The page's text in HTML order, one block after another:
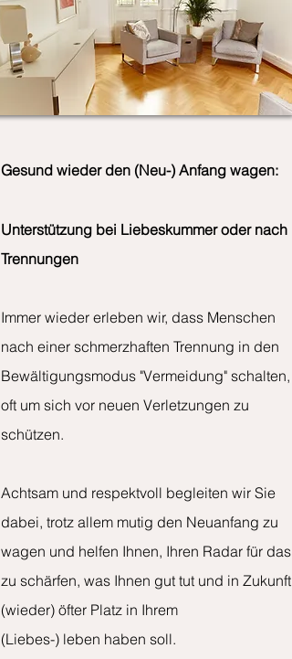
Gesund wieder den (Neu-) Anfang wagen:
Unterstützung bei Liebeskummer oder nach
Trennungen
Immer wieder erleben wir, dass Menschen
nach einer schmerzhaften Trennung in den
Bewältigungsmodus "Vermeidung" schalten,
oft um sich vor neuen Verletzungen zu
schützen.
Achtsam und respektvoll begleiten wir Sie
dabei, trotz allem mutig den Neuanfang zu
wagen und helfen Ihnen, Ihren Radar für das
zu schärfen, was Ihnen gut tut und in Zukunft
(wieder) öfter Platz in Ihrem
(Liebes-) leben haben soll.